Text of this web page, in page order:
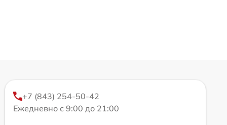
+7 (843) 254-50-42
Ежедневно с 9:00 до 21:00